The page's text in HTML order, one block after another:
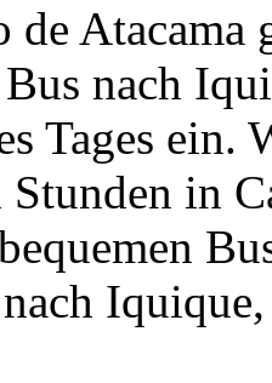
de
nach
Tages ein.
in